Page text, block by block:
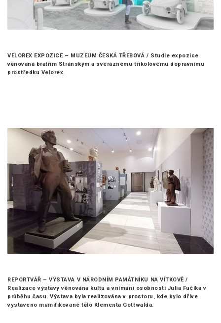
VELOREX EXPOZICE – MUZEUM ČESKÁ TŘEBOVÁ / Studie expozice
věnovaná bratřím Stránským a svéráznému tříkolovému dopravnímu
prostředku Velorex.
REPORTVÁŘ – VÝSTAVA V NÁRODNÍM PAMÁTNÍKU NA VÍTKOVĚ /
Realizace výstavy věnována kultu a vnímání osobnosti Julia Fučíka v
průběhu času. Výstava byla realizována v prostoru, kde bylo dříve
vystaveno mumifikované tělo Klementa Gottwalda.